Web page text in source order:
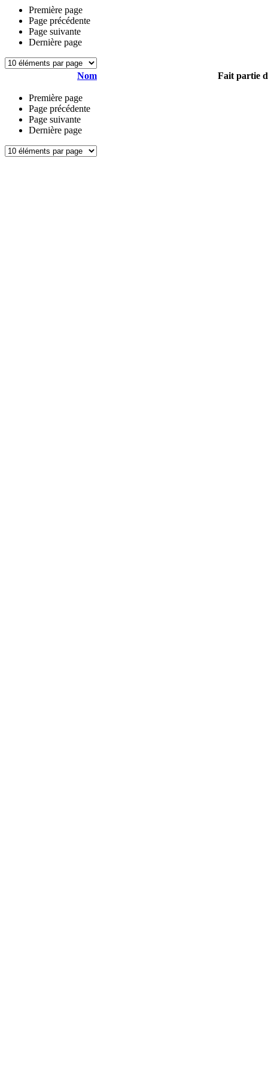
Première page
Page précédente
Page suivante
Dernière page
Nom Fait partie
Première page
Page précédente
Page suivante
Dernière page